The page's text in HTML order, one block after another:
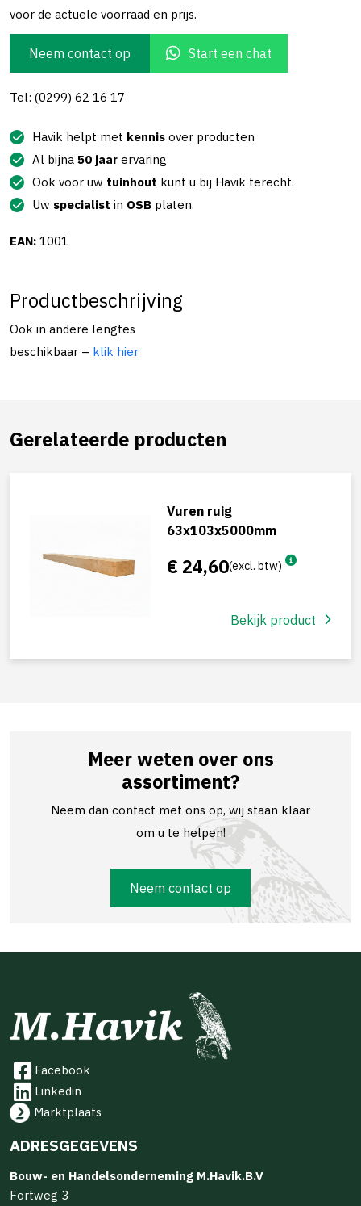
voor de actuele voorraad en prijs.
Neem contact op Start een chat
Tel: (0299) 62 16 17
Havik helpt met kennis over producten
Al bijna 50 jaar ervaring
Ook voor uw tuinhout kunt u bij Havik terecht.
Uw specialist in OSB platen.
EAN: 1001
Productbeschrijving
Ook in andere lengtes
beschikbaar – klik hier
Gerelateerde producten
Vuren ruig
63x103x5000mm
€ 24,60(excl. btw)
Bekijk product
Meer weten over ons
assortiment?
Neem dan contact met ons op, wij staan klaar
om u te helpen!
Neem contact op
Facebook
Linkedin
Marktplaats
ADRESGEGEVENS
Bouw- en Handelsonderneming M.Havik.B.V
Fortweg 3